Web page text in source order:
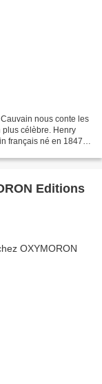
nous conte les
célèbre. Henry
français né en 1847 à
Editions